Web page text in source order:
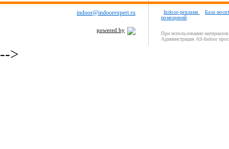
indoor@indoorexpert.ru
powered by
Indoor-реклама
База
помещений
При использовании
Администрация All-Indoor
-->